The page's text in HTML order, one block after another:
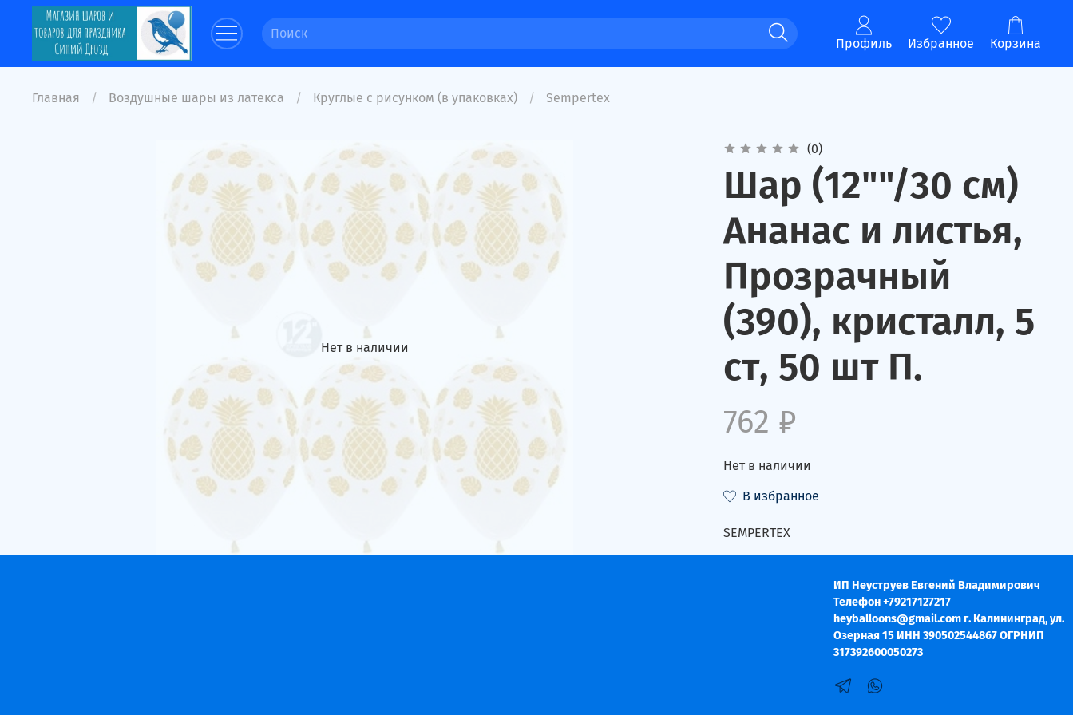
Профиль Избранное Корзина
Главная Воздушные шары из латекса Круглые с рисунком (в упаковках) Sempertex
Нет в наличии
(0)
Шар (12""/30 см)
Ананас и листья,
Прозрачный
(390), кристалл, 5
ст, 50 шт П.
762 ₽
Нет в наличии
В избранное
SEMPERTEX
ИП Неуструев Евгений Владимирович
Телефон +79217127217
heyballoons@gmail.com г. Калининград, ул.
Озерная 15 ИНН 390502544867 ОГРНИП
317392600050273